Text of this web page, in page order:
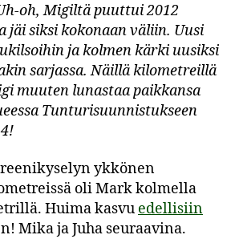
oh, Migiltä puuttui 2012
jäi siksi kokonaan väliin. Uusi
ja kolmen kärki uusiksi
sarjassa. Näillä kilometreillä
muuten lunastaa paikkansa
Tunturisuunnistukseen
ykkönen
oli Mark kolmella
Huima kasvu edellisiin
Mika ja Juha seuraavina.